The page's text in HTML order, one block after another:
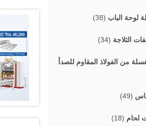
لوحة الباب (38)
الثلاجة (34)
من الفولاذ المقاوم للصدأ
(49)
لحام (18)